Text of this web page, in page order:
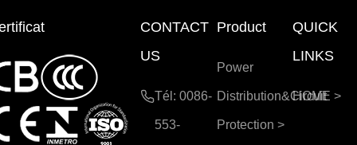
CONTACT
US
Tél: 0086-
553-
Product
Power
Distribution&Circuit
Protection >
QUICK
LINKS
HOME >